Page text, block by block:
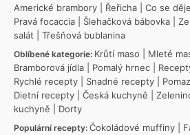
Americké brambory
Řeřicha Co se
Pravá focaccia
Šlehačková bábovka
salát
Třešňová bublanina
Oblíbené kategorie: Krůtí maso Mleté
Bramborová jídla
Pomalý hrnec
Rychlé recepty
Snadné recepty
Dietní recepty
Česká kuchyně
kuchyně
Dorty
Populární recepty: Čokoládové muffiny